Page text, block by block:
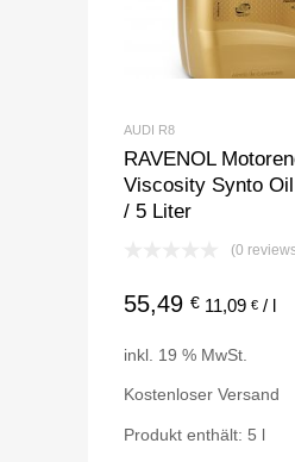
AUDI R8
RAVENOL
Viscosity Synto
/ 5 Liter
(0
55,49 € 11,09 € / l
inkl. 19 % MwSt.
Kostenloser Versand
Produkt enthält: 5 l